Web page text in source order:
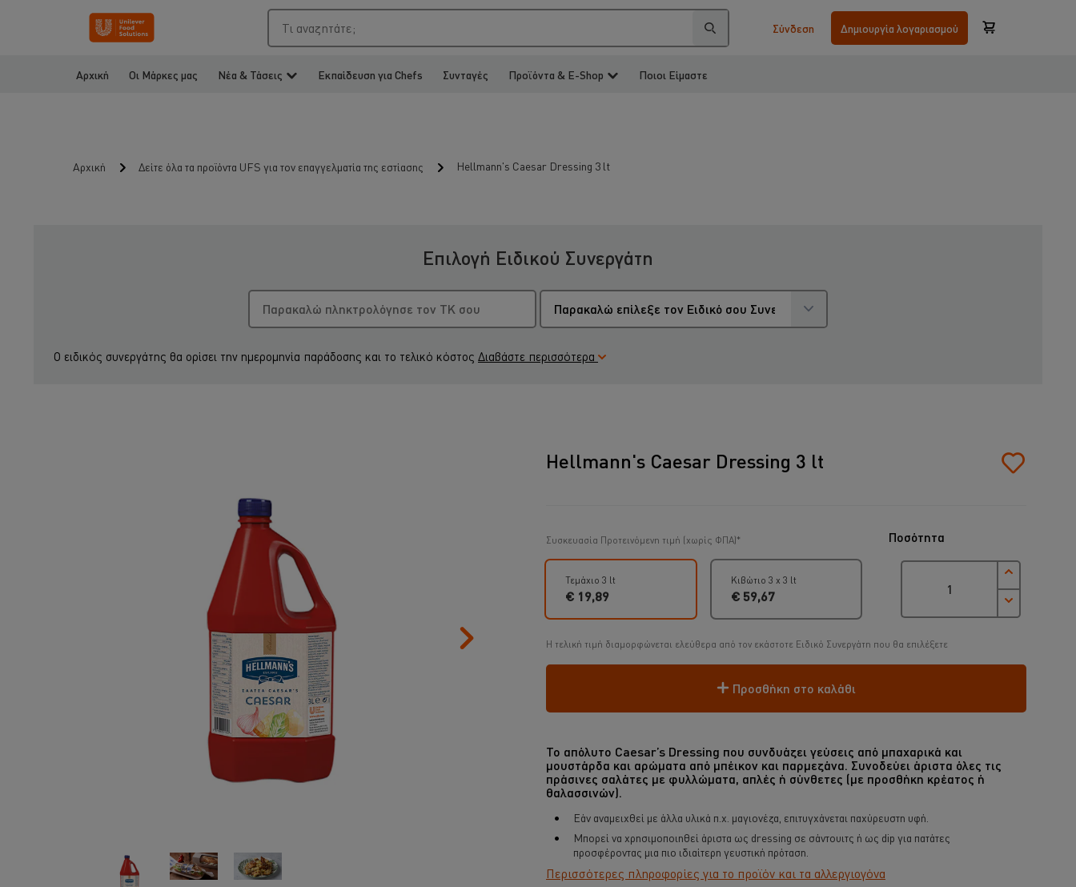
Τι αναζητάτε; Σύνδεση Δημιουργία λογαριασμού
Αρχική Οι Μάρκες μας Νέα & Τάσεις Εκπαίδευση για Chefs Συνταγές Προϊόντα & E-Shop Ποιοι Είμαστε
Αρχική Δείτε όλα τα προϊόντα UFS για τον επαγγελματία της εστίασης Hellmann's Caesar Dressing 3 lt
Επιλογή Ειδικού Συνεργάτη
Ο ειδικός συνεργάτης θα ορίσει την ημερομηνία παράδοσης και το τελικό κόστος Διαβάστε περισσότερα
Hellmann's Caesar Dressing 3 lt
Συσκευασία Προτεινόμενη τιμή (χωρίς ΦΠΑ)* Ποσότητα
Τεμάχιο 3 lt
€ 19,89
Κιβώτιο 3 x 3 lt
€ 59,67
Η τελική τιμή διαμορφώνεται ελεύθερα από τον εκάστοτε Ειδικό Συνεργάτη που θα επιλέξετε
Προσθήκη στο καλάθι
Το απόλυτο Caesar’s Dressing που συνδυάζει γεύσεις από μπαχαρικά και
μουστάρδα και αρώματα από μπέικον και παρμεζάνα. Συνοδεύει άριστα όλες τις
πράσινες σαλάτες με φυλλώματα, απλές ή σύνθετες (με προσθήκη κρέατος ή
θαλασσινών).
Εάν αναμειχθεί με άλλα υλικά π.χ. μαγιονέζα, επιτυγχάνεται παχύρευστη υφή.
Μπορεί να χρησιμοποιηθεί άριστα ως dressing σε σάντουιτς ή ως dip για πατάτες
προσφέροντας μια πιο ιδιαίτερη γευστική πρόταση.
Περισσότερες πληροφορίες για το προϊόν και τα αλλεργιογόνα